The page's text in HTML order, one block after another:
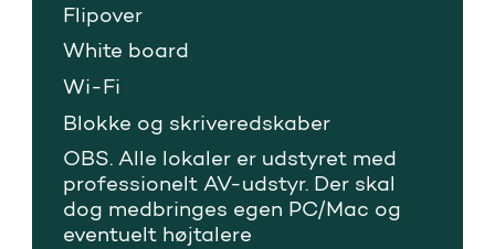
Flipover
White board
Wi-Fi
Blokke og skriveredskaber
OBS. Alle lokaler er udstyret med
professionelt AV-udstyr. Der skal
dog medbringes egen PC/Mac og
eventuelt højtalere